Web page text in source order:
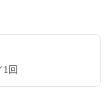
回